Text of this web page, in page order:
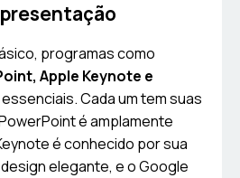
programas como
Apple Keynote e
Cada um tem suas
é amplamente
é conhecido por sua
elegante, e o Google